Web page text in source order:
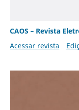
CAOS – Revista
Acessar revista